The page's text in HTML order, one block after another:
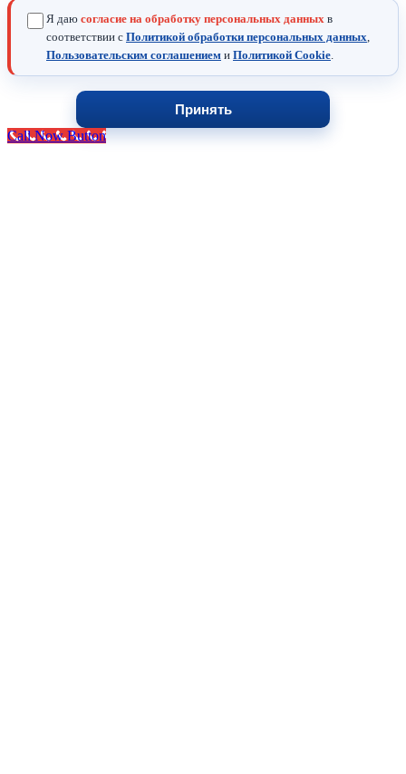
Я даю согласие на обработку персональных данных в
соответствии с Политикой обработки персональных данных
Пользовательским соглашением и Политикой Cookie
Принять
Call Now Button